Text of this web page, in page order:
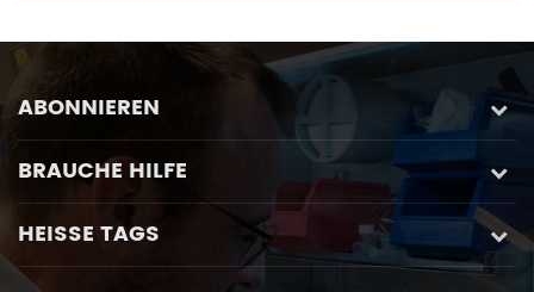
ABONNIEREN
BRAUCHE HILFE
HEISSE TAGS